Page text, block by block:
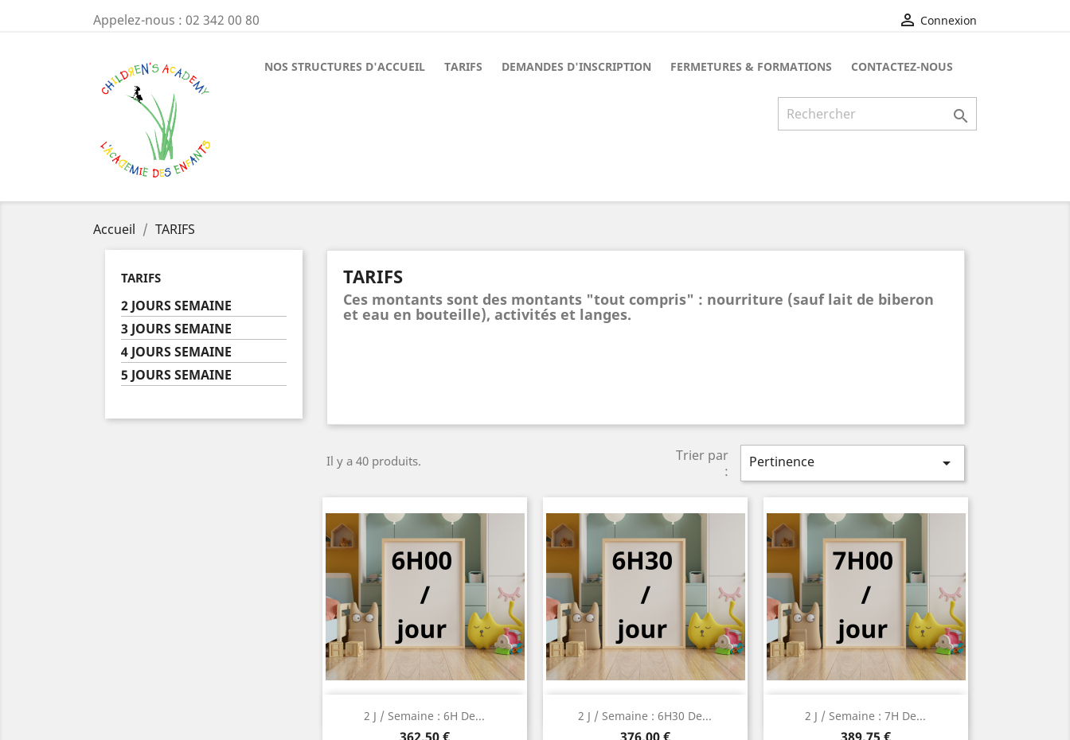
Appelez-nous : 02 342 00 80  Connexion
NOS STRUCTURES D'ACCUEIL TARIFS DEMANDES D'INSCRIPTION FERMETURES & FORMATIONS CONTACTEZ-NOUS

Accueil TARIFS
TARIFS
2 JOURS SEMAINE
3 JOURS SEMAINE
4 JOURS SEMAINE
5 JOURS SEMAINE
TARIFS
Ces montants sont des montants "tout compris" : nourriture (sauf lait de biberon
et eau en bouteille), activités et langes.
Il y a 40 produits.
Trier par
:
Pertinence 
2 J / Semaine : 6H De...
Prix
Aperçu rapide 2 J / Semaine : 6H30 De...
Prix
Aperçu rapide 2 J / Semaine : 7H De...
Prix
Aperçu rapide